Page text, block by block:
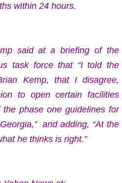
within 24 hours.
said at a briefing of the
task force that “I told the
Kemp, that I disagree,
to open certain facilities
phase one guidelines for
and adding, “At the
he thinks is right.”